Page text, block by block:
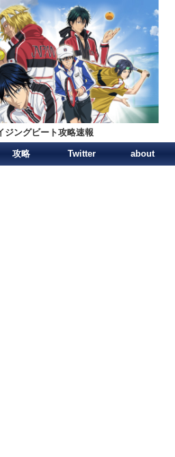
ジングビート攻略速報
攻略 Twitter about